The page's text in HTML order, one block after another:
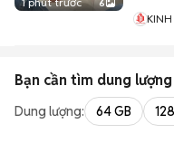
6
Bạn cần tìm dung lượng
Dung lượng: 64 GB